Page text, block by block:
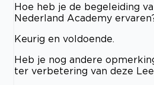
Hoe heb je de begeleiding
Nederland Academy
Keurig en voldoende.
Heb je nog andere
ter verbetering van deze